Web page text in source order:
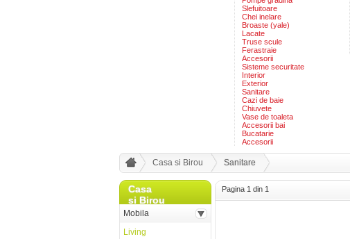
Slefuitoare
Chei inelare
Broaste (yale)
Lacate
Truse scule
Ferastraie
Accesorii
Sisteme securitate
Interior
Exterior
Sanitare
Cazi de baie
Chiuvete
Vase de toaleta
Accesorii bai
Bucatarie
Accesorii
Casa si Birou Sanitare
Pagina 1 din 1
Casa
si Birou
Mobila
Living